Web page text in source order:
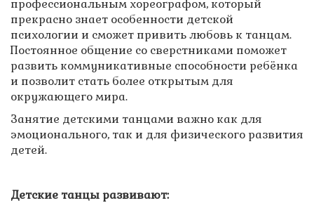
профессиональным хореографом, который
прекрасно знает особенности детской
психологии и сможет привить любовь к танцам.
Постоянное общение со сверстниками поможет
развить коммуникативные способности ребёнка
и позволит стать более открытым для
окружающего мира.
Занятие детскими танцами важно как для
эмоционального, так и для физического развития
детей.
Детские танцы развивают: